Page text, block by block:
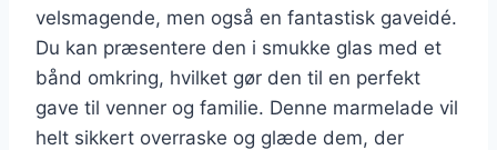
velsmagende, men også en fantastisk gaveidé.
Du kan præsentere den i smukke glas med et
bånd omkring, hvilket gør den til en perfekt
gave til venner og familie. Denne marmelade vil
helt sikkert overraske og glæde dem, der